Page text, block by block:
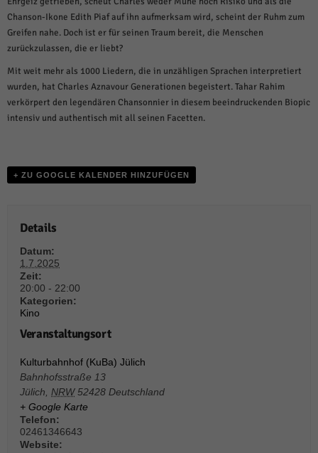
Chanson-Ikone Edith Piaf auf ihn aufmerksam wird, scheint der Ruhm zum
Greifen nahe. Doch ist er für seinen Traum bereit, die Menschen
zurückzulassen, die er liebt?
Mit weit mehr als 1000 Liedern, die in unzähligen Sprachen interpretiert
wurden, hat Charles Aznavour Generationen begeistert. Tahar Rahim
verkörpert den legendären Chansonnier in diesem beeindruckenden Biopic
intensiv und authentisch mit all seinen Facetten.
+ ZU GOOGLE KALENDER HINZUFÜGEN
Details
Datum:
1.7.2025
Zeit:
20:00 - 22:00
Kategorien:
Kino
Veranstaltungsort
Kulturbahnhof (KuBa) Jülich
Bahnhofsstraße 13
Jülich
NRW 52428 Deutschland
+ Google Karte
Telefon:
02461346643
Website:
auswählen.
Alle akzeptieren
Zurück
Datenschutzeinstellungen
Essenziell (1)
Essenzielle Cookies ermöglichen grundlegende Funktionen und sind für die
Statistiken (1)
uns zu verstehen, wie unsere Besucher unsere Website nutzen.
Marketing (1)
Marketing-Cookies werden von Drittanbietern oder Publishern verwendet,
um personalisierte Werbung anzuzeigen. Sie tun dies, indem sie Besucher
über Websites hinweg verfolgen.
Cookie-Informationen anzeigen
Externe Medien (6)
Inhalte von Videoplattformen und Social-Media-Plattformen werden
standardmäßig blockiert. Wenn Cookies von externen Medien akzeptiert
werden, bedarf der Zugriff auf diese Inhalte keiner manuellen Einwilligung
mehr.